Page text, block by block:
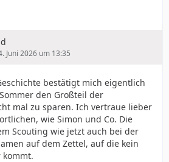
Juni 2026 um 13:35
bestätigt mich eigentlich
den Großteil der
mal zu sparen. Ich vertraue lieber
wie Simon und Co. Die
Scouting wie jetzt auch bei der
auf dem Zettel, auf die kein